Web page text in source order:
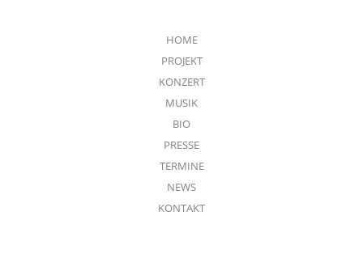
HOME
PROJEKT
KONZERT
MUSIK
BIO
PRESSE
TERMINE
NEWS
KONTAKT